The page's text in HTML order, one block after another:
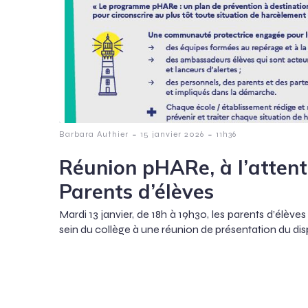
Barbara Authier - 15 janvier 2026 - 11h36
Réunion pHARe, à
Parents d’élèves
Mardi 13 janvier, de 18h à 19h30, les parents
sein du collège à une réunion de présentation du